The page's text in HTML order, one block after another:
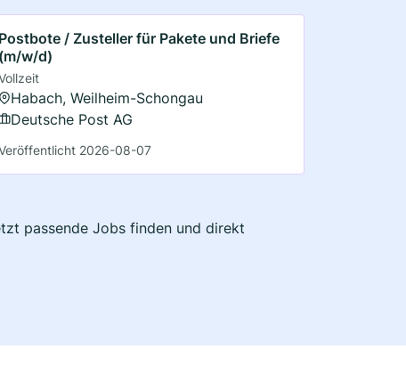
Postbote / Zusteller für Pakete und Briefe
(m/w/d)
Habach, Weilheim-Schongau
Deutsche Post AG
2026-08-07
passende Jobs finden und direkt